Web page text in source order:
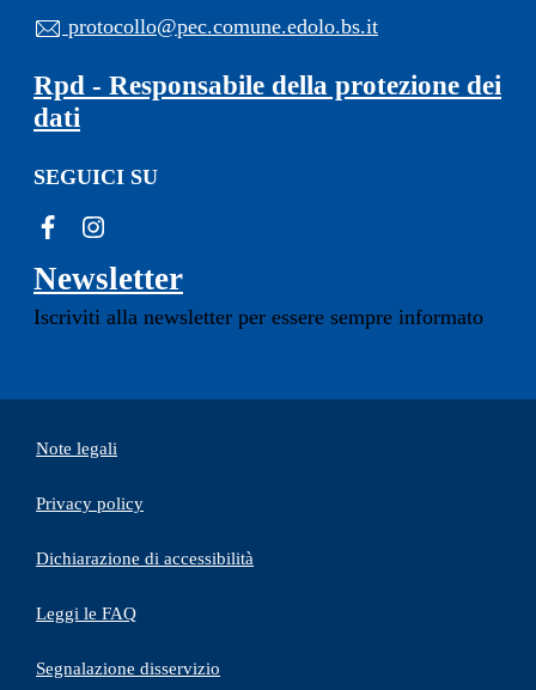
protocollo@pec.comune.edolo.bs.it
Rpd - Responsabile della protezione dei
dati
SEGUICI SU
Newsletter
Iscriviti alla newsletter per essere sempre informato
Note legali
Privacy policy
Dichiarazione di accessibilità
Leggi le FAQ
Segnalazione disservizio